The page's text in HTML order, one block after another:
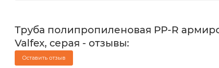
Труба полипропиленовая PP-R
Valfex, серая - отзывы:
Оставить отзыв